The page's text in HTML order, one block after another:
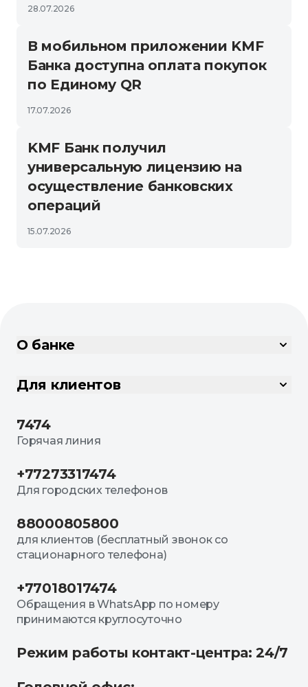
28.07.2026
В мобильном приложении KMF
Банка доступна оплата покупок
по Единому QR
17.07.2026
KMF Банк получил
универсальную лицензию на
осуществление банковских
операций
15.07.2026
О банке
Для клиентов
7474
Горячая линия
+77273317474
Для городских телефонов
88000805800
для клиентов (бесплатный звонок со
стационарного телефона)
+77018017474
Обращения в WhatsApp по номеру
принимаются круглосуточно
Режим работы контакт-центра: 24/7